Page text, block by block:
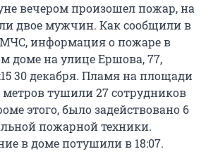
вечером произошел пожар, на
двое мужчин. Как сообщили в
информация о пожаре в
доме на улице Ершова, 77,
30 декабря. Пламя на площади
тушили 27 сотрудников
этого, было задействовано 6
пожарной техники.
в доме потушили в 18:07.